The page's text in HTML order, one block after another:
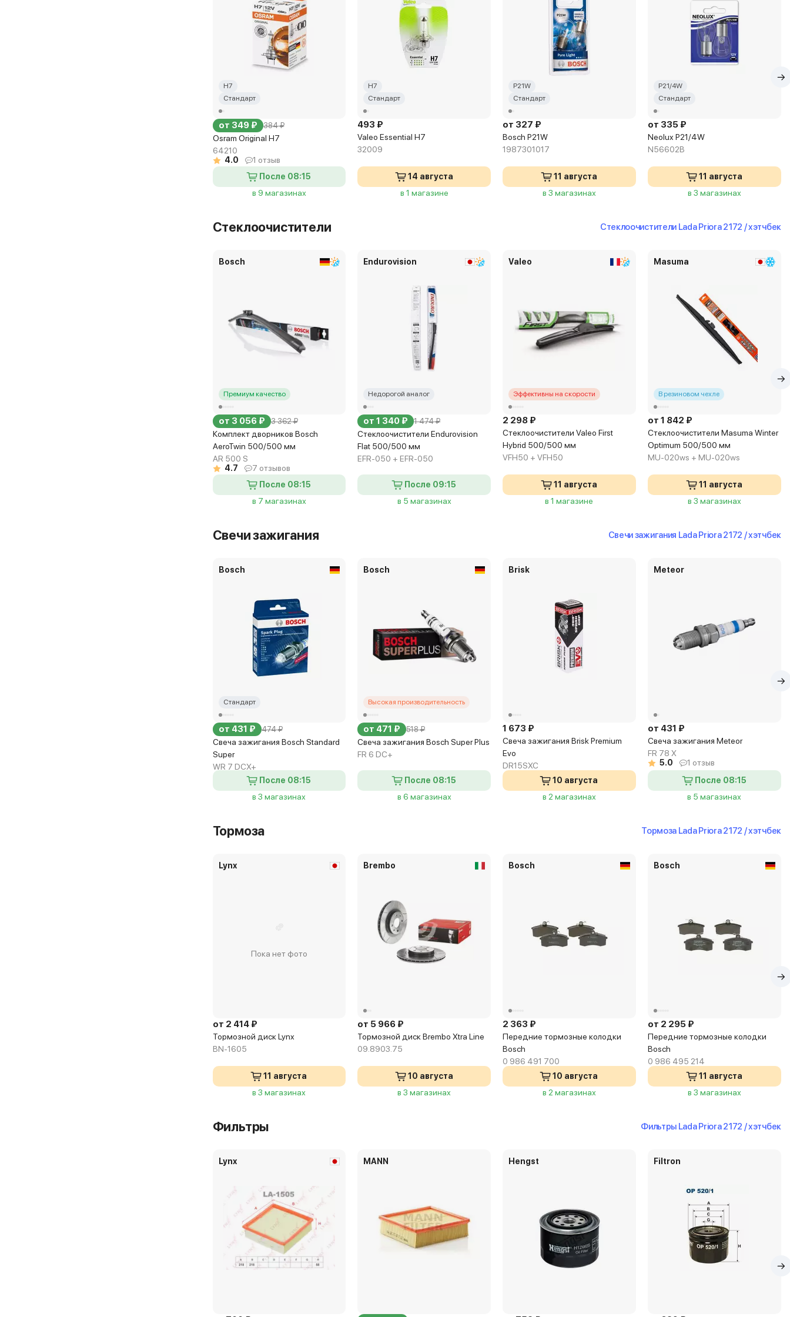
H7
Стандарт
от 349 ₽ 384 ₽
Osram Original H7
64210
4.0
1 отзыв
После 08:15
в 9 магазинах
H7
Стандарт
493 ₽
Valeo Essential H7
32009
14 августа
в 1 магазине
P21W
Стандарт
от 327 ₽
Bosch P21W
1987301017
11 августа
в 3 магазинах
P21/4W
Стандарт
от 335 ₽
Neolux P21/4W
N56602B
11 августа
в 3 магазинах
Стеклоочистители Стеклоочистители Lada Priora 2172 / хэтчбек
Bosch
Премиум качество
от 3 056 ₽ 3 362 ₽
Комплект дворников Bosch
AeroTwin 500/500 мм
AR 500 S
4.7
7 отзывов
После 08:15
в 7 магазинах
Endurovision
Недорогой аналог
от 1 340 ₽ 1 474 ₽
Стеклоочистители Endurovision
Flat 500/500 мм
EFR-050 + EFR-050
После 09:15
в 5 магазинах
Valeo
Эффективны на скорости
2 298 ₽
Стеклоочистители Valeo First
Hybrid 500/500 мм
VFH50 + VFH50
11 августа
в 1 магазине
Masuma
В резиновом чехле
от 1 842 ₽
Стеклоочистители Masuma Winter
Optimum 500/500 мм
MU-020ws + MU-020ws
11 августа
в 3 магазинах
Свечи зажигания Свечи зажигания Lada Priora 2172 / хэтчбек
Bosch
Стандарт
от 431 ₽ 474 ₽
Свеча зажигания Bosch Standard
Super
WR 7 DCX+
После 08:15
в 3 магазинах
Bosch
Высокая производительность
от 471 ₽ 518 ₽
Свеча зажигания Bosch Super Plus
FR 6 DC+
После 08:15
в 6 магазинах
Brisk
1 673 ₽
Свеча зажигания Brisk Premium
Evo
DR15SXC
10 августа
в 2 магазинах
Meteor
от 431 ₽
Свеча зажигания Meteor
FR 78 X
5.0
1 отзыв
После 08:15
в 5 магазинах
Тормоза Тормоза Lada Priora 2172 / хэтчбек
Пока нет фото
Lynx
от 2 414 ₽
Тормозной диск Lynx
BN-1605
11 августа
в 3 магазинах
Brembo
от 5 966 ₽
Тормозной диск Brembo Xtra Line
09.8903.75
10 августа
в 3 магазинах
Bosch
2 363 ₽
Передние тормозные колодки
Bosch
0 986 491 700
10 августа
в 2 магазинах
Bosch
от 2 295 ₽
Передние тормозные колодки
Bosch
0 986 495 214
11 августа
в 3 магазинах
Фильтры Фильтры Lada Priora 2172 / хэтчбек
Lynx MANN Hengst Filtron